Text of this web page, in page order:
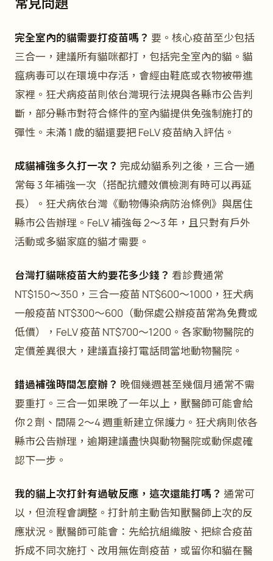
完全室內的貓需要打疫苗嗎？ 要。核心疫苗至少包括
三合一，建議所有貓咪都打，包括完全室內的貓。貓
瘟病毒可以在環境中存活，會經由鞋底或衣物被帶進
家裡。狂犬病疫苗則依台灣現行法規與各縣市公告判
斷，部分縣市對符合條件的室內貓提供免強制施打的
彈性。未滿 1 歲的貓還要把 FeLV 疫苗納入評估。
成貓補強多久打一次？ 完成幼貓系列之後，三合一通
常每 3 年補強一次（搭配抗體效價檢測有時可以再延
長）。狂犬病依台灣《動物傳染病防治條例》與居住
縣市公告辦理。FeLV 補強每 2～3 年，且只對有戶外
活動或多貓家庭的貓才需要。
台灣打貓咪疫苗大約要花多少錢？ 看診費通常
NT$150～350，三合一疫苗 NT$600～1000，狂犬病
一般疫苗 NT$300～600（動保處公辦疫苗常為免費或
低價），FeLV 疫苗 NT$700～1200。各家動物醫院的
定價差異很大，建議直接打電話問當地動物醫院。
錯過補強時間怎麼辦？ 晚個幾週甚至幾個月通常不需
要重打。三合一如果晚了一年以上，獸醫師可能會給
你 2 劑、間隔 2～4 週重新建立保護力。狂犬病則依各
縣市公告辦理，逾期建議盡快與動物醫院或動保處確
認下一步。
我的貓上次打針有過敏反應，這次還能打嗎？ 通常可
以，但流程會調整。打針前主動告知獸醫師上次的反
應狀況。獸醫師可能會：先給抗組織胺、把綜合疫苗
拆成不同次施打、改用無佐劑疫苗，或留你和貓在醫